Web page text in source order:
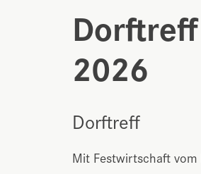
2026
Dorftreff
Mit Festwirtschaft